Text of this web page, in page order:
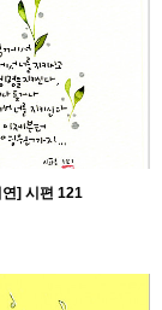
연] 시편 121